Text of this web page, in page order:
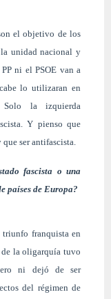
el objetivo de los
la unidad nacional y
ni el PSOE van a
lo utilizaran en
la izquierda
Y pienso que
ser antifascista.
fascista o una
países de Europa?
triunfo franquista en
de la oligarquía tuvo
ni dejó de ser
del régimen de